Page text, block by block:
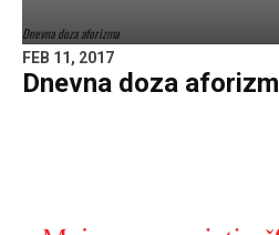
Dnevna doza aforizma
FEB 11, 2017
Dnevna doza